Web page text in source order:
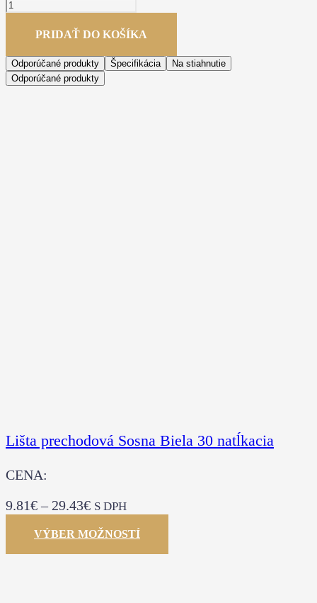
PRIDAŤ DO KOŠÍKA
Odporúčané produkty Špecifikácia
Na stiahnutie
Odporúčané produkty
Lišta prechodová Sosna Biela 30 natĺkacia
CENA:
9.81€– 29.43€ S DPH
VÝBER MOŽNOSTÍ